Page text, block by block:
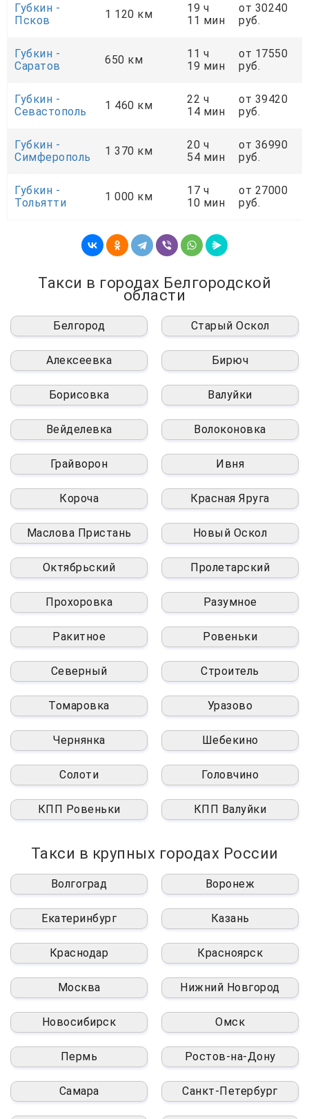
Губкин -
Псков
1 120 км
19 ч
11 мин
от 30240
руб.
Губкин -
Саратов
650 км
11 ч
19 мин
от 17550
руб.
Губкин -
Севастополь
1 460 км
22 ч
14 мин
от 39420
руб.
Губкин -
Симферополь
1 370 км
20 ч
54 мин
от 36990
руб.
Губкин -
Тольятти
1 000 км
17 ч
10 мин
от 27000
руб.
Такси в городах Белгородской
области
Белгород Старый Оскол
Алексеевка Бирюч
Борисовка Валуйки
Вейделевка Волоконовка
Грайворон Ивня
Короча Красная Яруга
Маслова Пристань Новый Оскол
Октябрьский Пролетарский
Прохоровка Разумное
Ракитное Ровеньки
Северный Строитель
Томаровка Уразово
Чернянка Шебекино
Солоти Головчино
КПП Ровеньки КПП Валуйки
Такси в крупных городах России
Волгоград Воронеж
Екатеринбург Казань
Краснодар Красноярск
Москва Нижний Новгород
Новосибирск Омск
Пермь Ростов-на-Дону
Самара Санкт-Петербург